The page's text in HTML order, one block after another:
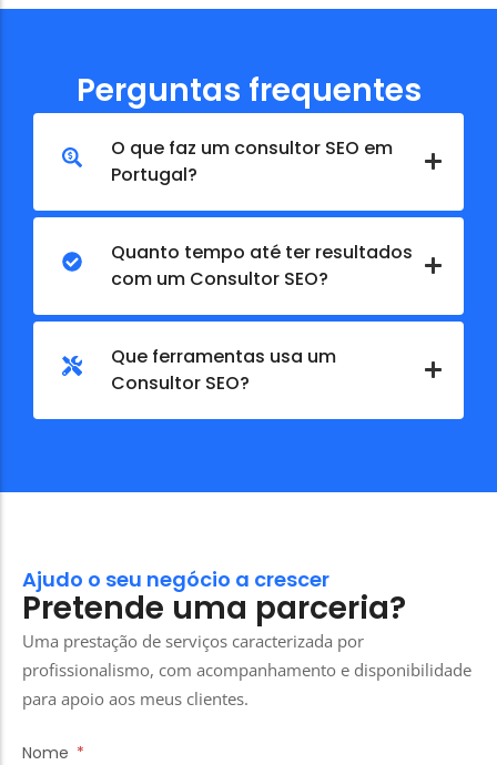
Perguntas frequentes
O que faz um consultor SEO em
Portugal?
Quanto tempo até ter resultados
com um Consultor SEO?
Que ferramentas usa um
Consultor SEO?
Ajudo o seu negócio a crescer
Pretende uma parceria?
Uma prestação de serviços caracterizada por
profissionalismo, com acompanhamento e disponibilidade
para apoio aos meus clientes.
Nome